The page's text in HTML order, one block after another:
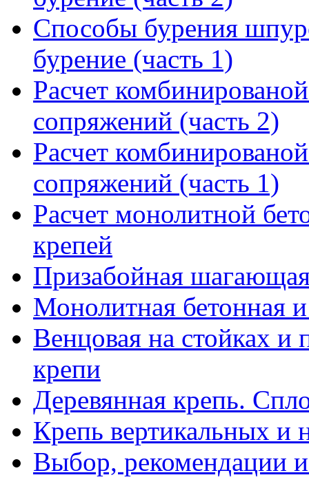
Способы бурения
бурение (часть 1)
Расчет
сопряжений (часть 2)
Расчет
сопряжений (часть 1)
Расчет монолитной
крепей
Призабойная
Монолитная бетонная
Венцовая на стойках и
крепи
Деревянная крепь.
Крепь вертикальных и
Выбор, рекомендации